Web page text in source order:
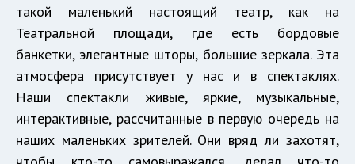
такой маленький настоящий театр, как на
Театральной площади, где есть бордовые
банкетки, элегантные шторы, большие зеркала. Эта
атмосфера присутствует у нас и в спектаклях.
Наши спектакли живые, яркие, музыкальные,
интерактивные, рассчитанные в первую очередь на
наших маленьких зрителей. Они вряд ли захотят,